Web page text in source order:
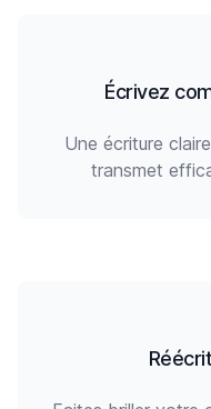
Écrivez
Une écriture
transmet